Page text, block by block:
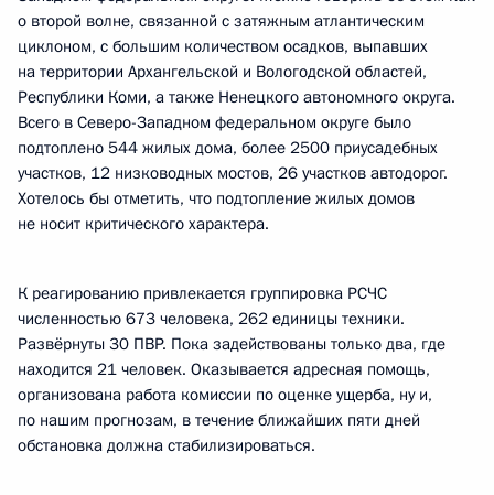
о второй волне, связанной с затяжным атлантическим
циклоном, с большим количеством осадков, выпавших
на территории Архангельской и Вологодской областей,
Республики Коми, а также Ненецкого автономного округа.
Всего в Северо-Западном федеральном округе было
подтоплено 544 жилых дома, более 2500 приусадебных
участков, 12 низководных мостов, 26 участков автодорог.
Хотелось бы отметить, что подтопление жилых домов
не носит критического характера.
К реагированию привлекается группировка РСЧС
численностью 673 человека, 262 единицы техники.
Развёрнуты 30 ПВР. Пока задействованы только два, где
находится 21 человек. Оказывается адресная помощь,
организована работа комиссии по оценке ущерба, ну и,
по нашим прогнозам, в течение ближайших пяти дней
обстановка должна стабилизироваться.